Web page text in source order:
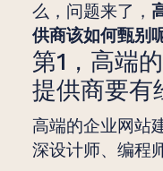
么，问题来了，
供商该如何甄别
第1，高端
提供商要有
高端的企业网站
深设计师、编程